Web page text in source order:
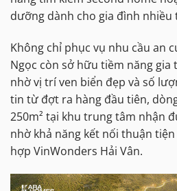
dưỡng dành cho gia đình nhiều
Không chỉ phục vụ nhu cầu an
Ngọc còn sở hữu tiềm năng gia
nhờ vị trí ven biển đẹp và số
tin từ đợt ra hàng đầu tiên,
250m² tại khu trung tâm nhận
nhờ khả năng kết nối thuận
hợp VinWonders Hải Vân.